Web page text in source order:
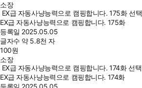
소장
EX급 자동사냥능력으로 캠핑합니다. 175화 선택
EX급 자동사냥능력으로 캠핑합니다. 175화
등록일 2025.05.05
글자수 약 5.8천 자
100원
소장
EX급 자동사냥능력으로 캠핑합니다. 174화 선택
EX급 자동사냥능력으로 캠핑합니다. 174화
등록일 2025.05.05